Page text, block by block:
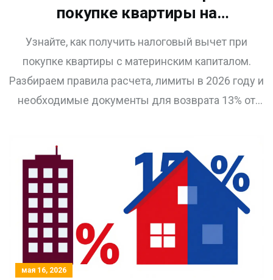
покупке квартиры на
правила и расчет в 2026 году
Узнайте, как получить налоговый вычет при
покупке квартиры с материнским капиталом.
Разбираем правила расчета, лимиты в 2026 году и
необходимые документы для возврата 13% от
мая 16, 2026